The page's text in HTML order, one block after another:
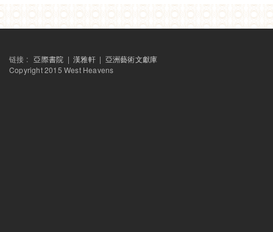
链接 :亞際書院 |漢雅軒 | 亞洲藝術文獻庫
Copyright 2015 West Heavens